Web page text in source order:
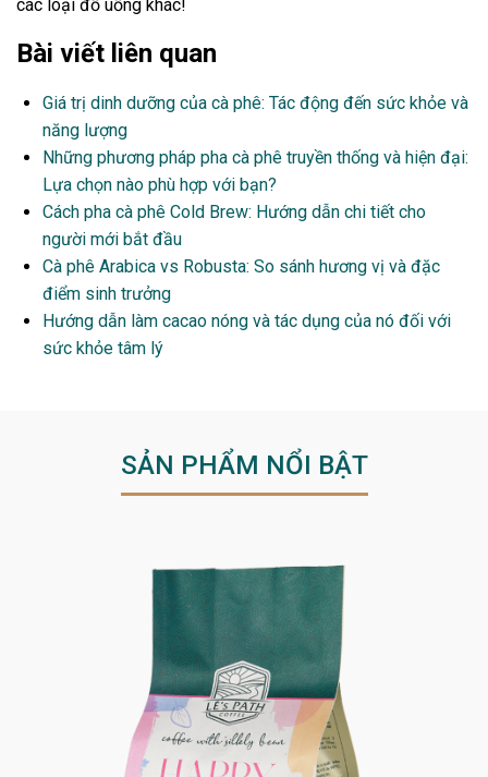
các loại đồ uống khác!
Bài viết liên quan
Giá trị dinh dưỡng của cà phê: Tác động đến sức khỏe và
năng lượng
Những phương pháp pha cà phê truyền thống và hiện đại:
Lựa chọn nào phù hợp với bạn?
Cách pha cà phê Cold Brew: Hướng dẫn chi tiết cho
người mới bắt đầu
Cà phê Arabica vs Robusta: So sánh hương vị và đặc
điểm sinh trưởng
Hướng dẫn làm cacao nóng và tác dụng của nó đối với
sức khỏe tâm lý
SẢN PHẨM NỔI BẬT